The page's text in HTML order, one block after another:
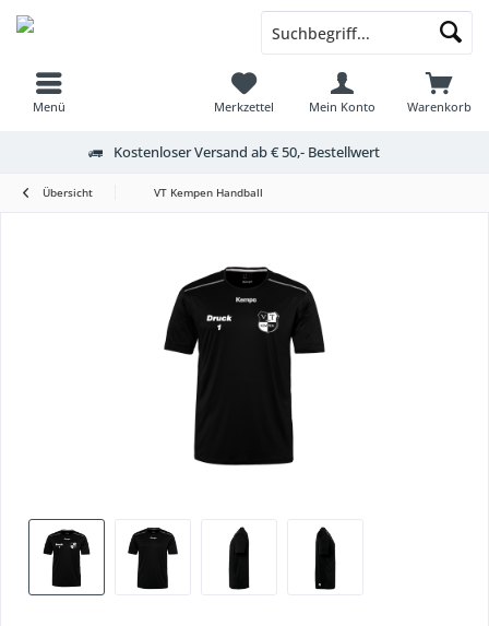
Menü Warenkorb
Merkzettel Mein Konto
Kostenloser Versand ab € 50,- Bestellwert
Übersicht VT Kempen Handball